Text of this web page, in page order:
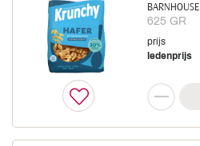
BARNHOUSE
625 GR
prijs
ledenprijs